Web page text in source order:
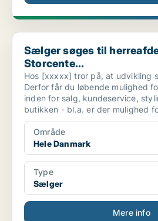
Sælger søges til herreafdeling i
Sælger søges til
Storcente...
Hos [xxxxx] tror på, at udvikling
Derfor får du løbende mulighed
inden for salg, kundeservice,
butikken - bl.a. er der mulighed
Område
Hele Danmark
Type
Sælger
Mere info